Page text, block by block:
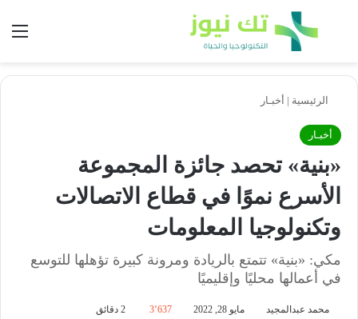
بحث عن
الرئيسية | أخبـار
أخبـار
«بنية» تحصد جائزة المجموعة
الأسرع نموًا في قطاع الاتصالات
وتكنولوجيا المعلومات
مكي: «بنية» تتمتع بالريادة ومرونة كبيرة تؤهلها للتوسع
في أعمالها محليًا وإقليميًا
محمد عبدالمجيد مايو 28, 2022 3٬637